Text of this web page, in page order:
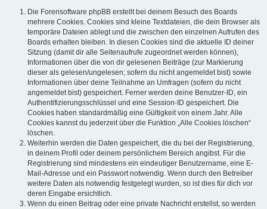
Die Forensoftware phpBB erstellt bei deinem Besuch des Boards
mehrere Cookies. Cookies sind kleine Textdateien, die dein Browser als
temporäre Dateien ablegt und die zwischen den einzelnen Aufrufen des
Boards erhalten bleiben. In diesen Cookies sind die aktuelle ID deiner
Sitzung (damit dir alle Seitenaufrufe zugeordnet werden können),
Informationen über die von dir gelesenen Beiträge (zur Markierung
dieser als gelesen/ungelesen; sofern du nicht angemeldet bist) sowie
Informationen über deine Teilnahme an Umfragen (sofern du nicht
angemeldet bist) gespeichert. Ferner werden deine Benutzer-ID, ein
Authentifizierungsschlüssel und eine Session-ID gespeichert. Die
Cookies haben standardmäßig eine Gültigkeit von einem Jahr. Alle
Cookies kannst du jederzeit über die Funktion „Alle Cookies löschen“
löschen.
Weiterhin werden die Daten gespeichert, die du bei der Registrierung,
in deinem Profil oder deinem persönlichem Bereich angibst. Für die
Registrierung sind mindestens ein eindeutiger Benutzername, eine E-
Mail-Adresse und ein Passwort notwendig. Wenn durch den Betreiber
weitere Daten als notwendig festgelegt wurden, so ist dies für dich vor
deren Eingabe ersichtlich.
Wenn du einen Beitrag oder eine private Nachricht erstellst, so werden